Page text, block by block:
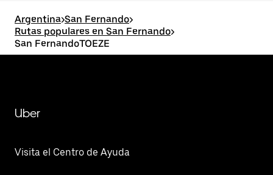
Argentina>San Fernando>
Rutas populares en San Fernando>
San FernandoTOEZE
Uber
Visita el Centro de Ayuda